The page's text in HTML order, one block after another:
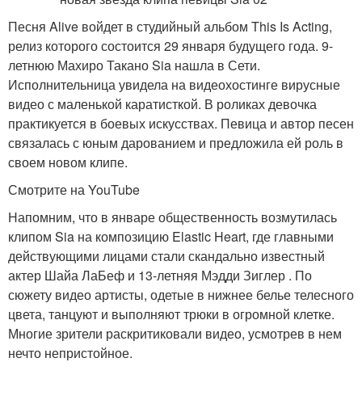
Песня Alive войдет в студийный альбом This Is Acting,
релиз которого состоится 29 января будущего года. 9-
летнюю Махиро Такано Sia нашла в Сети.
Исполнительница увидела на видеохостинге вирусные
видео с маленькой каратисткой. В роликах девочка
практикуется в боевых искусствах. Певица и автор песен
связалась с юным дарованием и предложила ей роль в
своем новом клипе.
Смотрите на YouTube
Напомним, что в январе общественность возмутилась
клипом Sia на композицию Elastic Heart, где главными
действующими лицами стали скандально известный
актер Шайа ЛаБеф и 13-летняя Мэдди Зиглер . По
сюжету видео артисты, одетые в нижнее белье телесного
цвета, танцуют и выполняют трюки в огромной клетке.
Многие зрители раскритиковали видео, усмотрев в нем
нечто непристойное.